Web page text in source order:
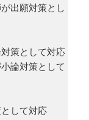
出願対策とし
策として対応
論対策として
して対応